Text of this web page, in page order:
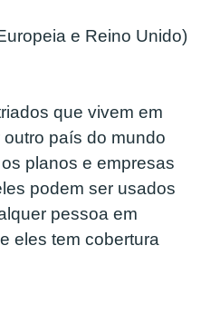
e Reino Unido)
que vivem em
país do mundo
planos e empresas
podem ser usados
pessoa em
eles tem cobertura